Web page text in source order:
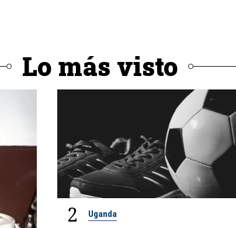
Lo más visto
2 Uganda